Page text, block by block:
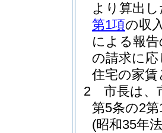
より算出
第1項の収
による報
の請求に
住宅の家
2
市長は、
第5条の2
(昭和35年